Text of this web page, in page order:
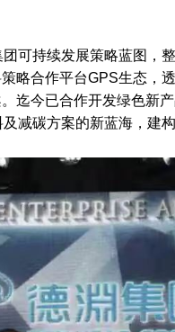
可持续发展策略蓝图，
略合作平台GPS生态，
迄今已合作开发绿色新
减碳方案的新蓝海，建构